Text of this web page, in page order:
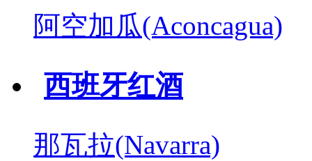
阿空加瓜(Aconcagua)
西班牙红酒
那瓦拉(Navarra)